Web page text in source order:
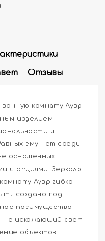
Отзывы
комнату Лувр
изделием
и
ему нет среди
оснащенных
и опциями. Зеркало
Лувр гибко
создано под
преимущество -
не искажающий свет
объектов.